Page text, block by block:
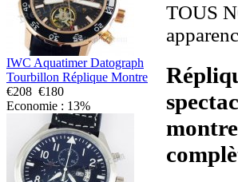
IWC Aquatimer Datograph
Tourbillon Réplique Montre
€208 €180
Economie : 13%
TOUS